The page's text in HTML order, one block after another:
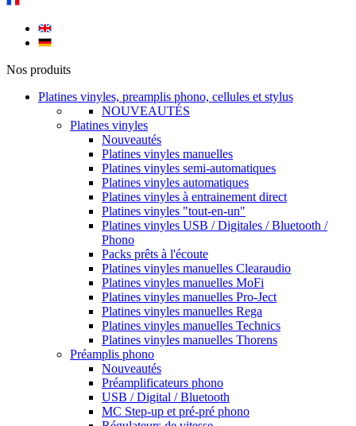
Nos produits
Platines vinyles, preamplis phono, cellules et stylus
NOUVEAUTÉS
Platines vinyles
Nouveautés
Platines vinyles manuelles
Platines vinyles semi-automatiques
Platines vinyles automatiques
Platines vinyles à entrainement direct
Platines vinyles "tout-en-un"
Platines vinyles USB / Digitales / Bluetooth /
Phono
Packs prêts à l'écoute
Platines vinyles manuelles Clearaudio
Platines vinyles manuelles MoFi
Platines vinyles manuelles Pro-Ject
Platines vinyles manuelles Rega
Platines vinyles manuelles Technics
Platines vinyles manuelles Thorens
Préamplis phono
Nouveautés
Préamplificateurs phono
USB / Digital / Bluetooth
MC Step-up et pré-pré phono